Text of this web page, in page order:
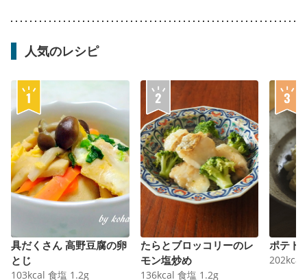
人気のレシピ
具だくさん 高野豆腐の卵
とじ
103kcal 食塩 1.2g
たらとブロッコリーのレ
モン塩炒め
136kcal 食塩 1.2g
ポテト
202kcal